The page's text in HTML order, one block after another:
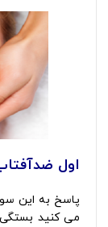
اول
پاسخ به این
می کنید